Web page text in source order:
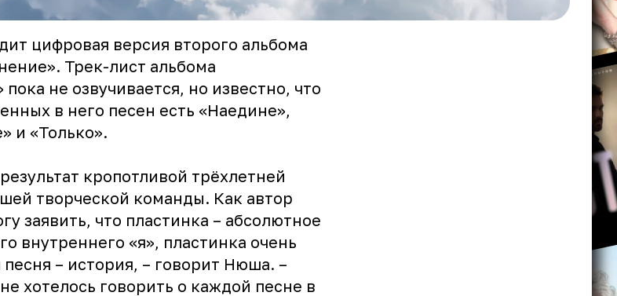
цифровая версия второго альбома
Трек-лист альбома
не озвучивается, но известно, что
в него песен есть «Наедине»,
и «Только».
кропотливой трёхлетней
творческой команды. Как автор
заявить, что пластинка – абсолютное
внутреннего «я», пластинка очень
– история, – говорит Нюша. –
хотелось говорить о каждой песне в